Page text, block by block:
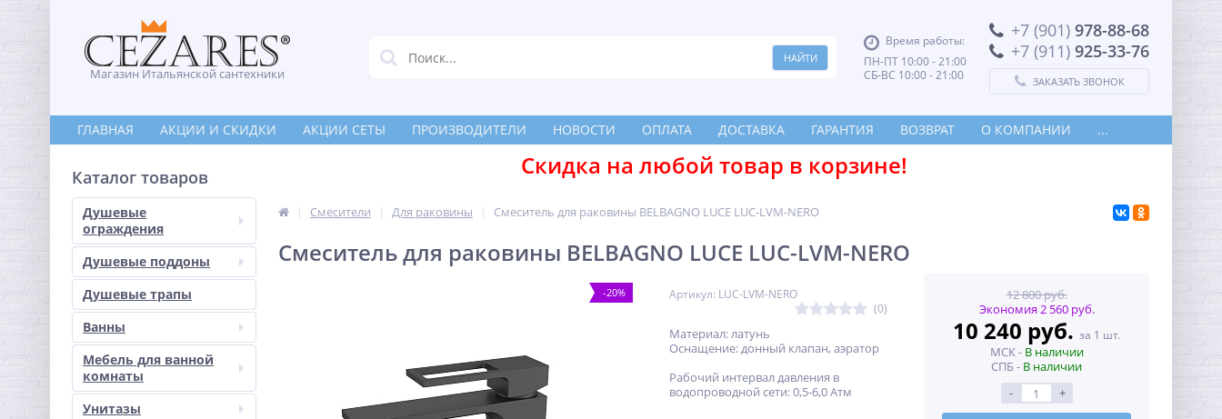
Магазин Итальянской сантехники
Время работы:
ПН-ПТ 10:00 - 21:00
СБ-ВС 10:00 - 21:00
+7 (901) 978-88-68
+7 (911) 925-33-76
ЗАКАЗАТЬ ЗВОНОК
ГЛАВНАЯ АКЦИИ И СКИДКИ АКЦИИ СЕТЫ ПРОИЗВОДИТЕЛИ НОВОСТИ ОПЛАТА ДОСТАВКА ГАРАНТИЯ ВОЗВРАТ О КОМПАНИИ ...
Каталог товаров
Душевые
ограждения
Душевые поддоны
Душевые трапы
Ванны
Мебель для ванной
комнаты
Унитазы
Скидка на любой товар в корзине!
Смесители Для раковины Смеситель для раковины BELBAGNO LUCE LUC-LVM-NERO
Смеситель для раковины BELBAGNO LUCE LUC-LVM-NERO
-20%
Артикул: LUC-LVM-NERO
(0)
Материал: латунь
Оснащение: донный клапан, аэратор
Рабочий интервал давления в
водопроводной сети: 0,5-6,0 Атм
12 800 руб.
Экономия 2 560 руб.
10 240 руб. за 1 шт.
МСК - В наличии
СПБ - В наличии
-
+